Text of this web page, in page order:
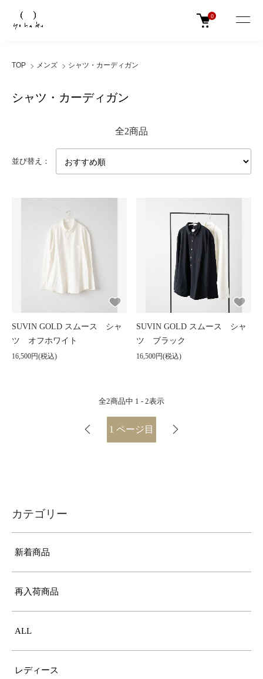
0
TOP メンズ シャツ・カーディガン
シャツ・カーディガン
全2商品
並び替え：
SUVIN GOLD スムース シャ
ツ オフホワイト
16,500円(税込)
SUVIN GOLD スムース シャ
ツ ブラック
16,500円(税込)
全2商品中 1 - 2表示
1 ページ目
カテゴリー
新着商品
再入荷商品
ALL
レディース